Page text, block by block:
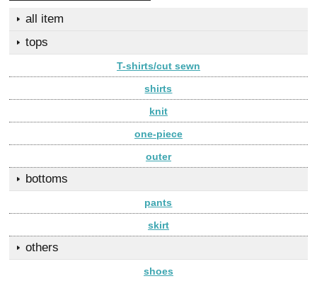
all item
tops
T-shirts/cut sewn
shirts
knit
one-piece
outer
bottoms
pants
skirt
others
shoes